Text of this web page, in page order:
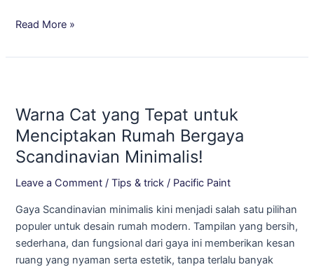
Read More »
Warna Cat yang Tepat untuk
Menciptakan Rumah Bergaya
Scandinavian Minimalis!
Leave a Comment /Tips & trick / Pacific Paint
Gaya Scandinavian minimalis kini menjadi salah satu pilihan
populer untuk desain rumah modern. Tampilan yang bersih,
sederhana, dan fungsional dari gaya ini memberikan kesan
ruang yang nyaman serta estetik, tanpa terlalu banyak
yang
Tepat
untuk
Menciptakan
Rumah
Scandinavian
Minimalis!